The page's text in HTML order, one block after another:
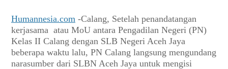
Humannesia.com -Calang, Setelah penandatangan
kerjasama atau MoU antara Pengadilan Negeri (PN)
Kelas II Calang dengan SLB Negeri Aceh Jaya
beberapa waktu lalu, PN Calang langsung mengundang
narasumber dari SLBN Aceh Jaya untuk mengisi